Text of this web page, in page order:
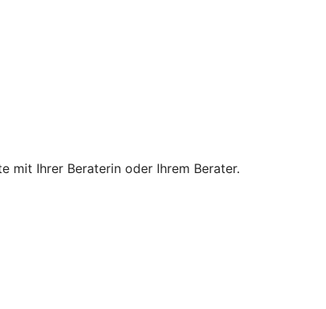
mit Ihrer Beraterin oder Ihrem Berater.